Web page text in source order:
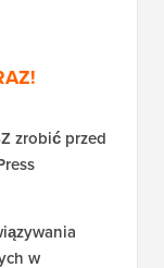
zrobić przed
w